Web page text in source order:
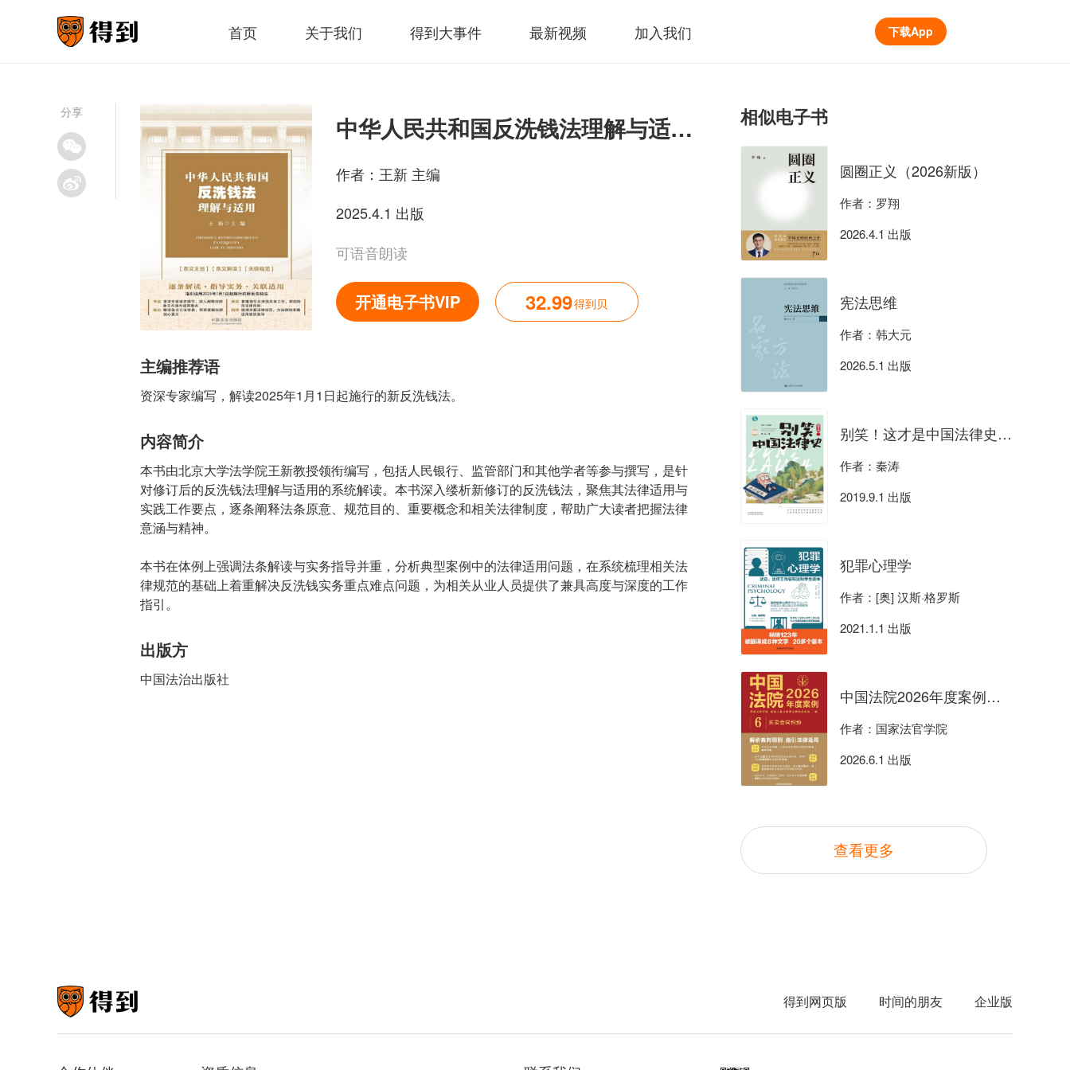
首页 关于我们 得到大事件 最新视频 加入我们 下载App
分享
中华人民共和国反洗钱法理解与适用（2025年版）
作者： 王新 主编
2025.4.1 出版
可语音朗读
开通电子书VIP 32.99得到贝
主编推荐语
资深专家编写，解读2025年1月1日起施行的新反洗钱法。
内容简介
本书由北京大学法学院王新教授领衔编写，包括人民银行、监管部门和其他学者等参与撰写，是针
对修订后的反洗钱法理解与适用的系统解读。本书深入缕析新修订的反洗钱法，聚焦其法律适用与
实践工作要点，逐条阐释法条原意、规范目的、重要概念和相关法律制度，帮助广大读者把握法律
意涵与精神。
本书在体例上强调法条解读与实务指导并重，分析典型案例中的法律适用问题，在系统梳理相关法
律规范的基础上着重解决反洗钱实务重点难点问题，为相关从业人员提供了兼具高度与深度的工作
指引。
出版方
中国法治出版社
相似电子书
圆圈正义（2026新版）
作者：罗翔
2026.4.1 出版
宪法思维
作者：韩大元
2026.5.1 出版
别笑！这才是中国法律史（修订版）
作者：秦涛
2019.9.1 出版
犯罪心理学
作者：[奥] 汉斯·格罗斯
2021.1.1 出版
中国法院2026年度案例：买卖合同纠纷
作者：国家法官学院
2026.6.1 出版
查看更多
得到网页版 时间的朋友 企业版